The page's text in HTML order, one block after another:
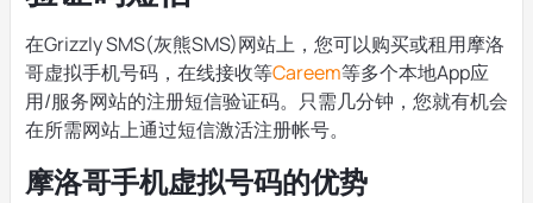
在Grizzly SMS(灰熊SMS)网站上，您可以购买或租用摩洛
哥虚拟手机号码，在线接收等Careem等多个本地App应
用/服务网站的注册短信验证码。只需几分钟，您就有机会
在所需网站上通过短信激活注册帐号。
摩洛哥手机虚拟号码的优势